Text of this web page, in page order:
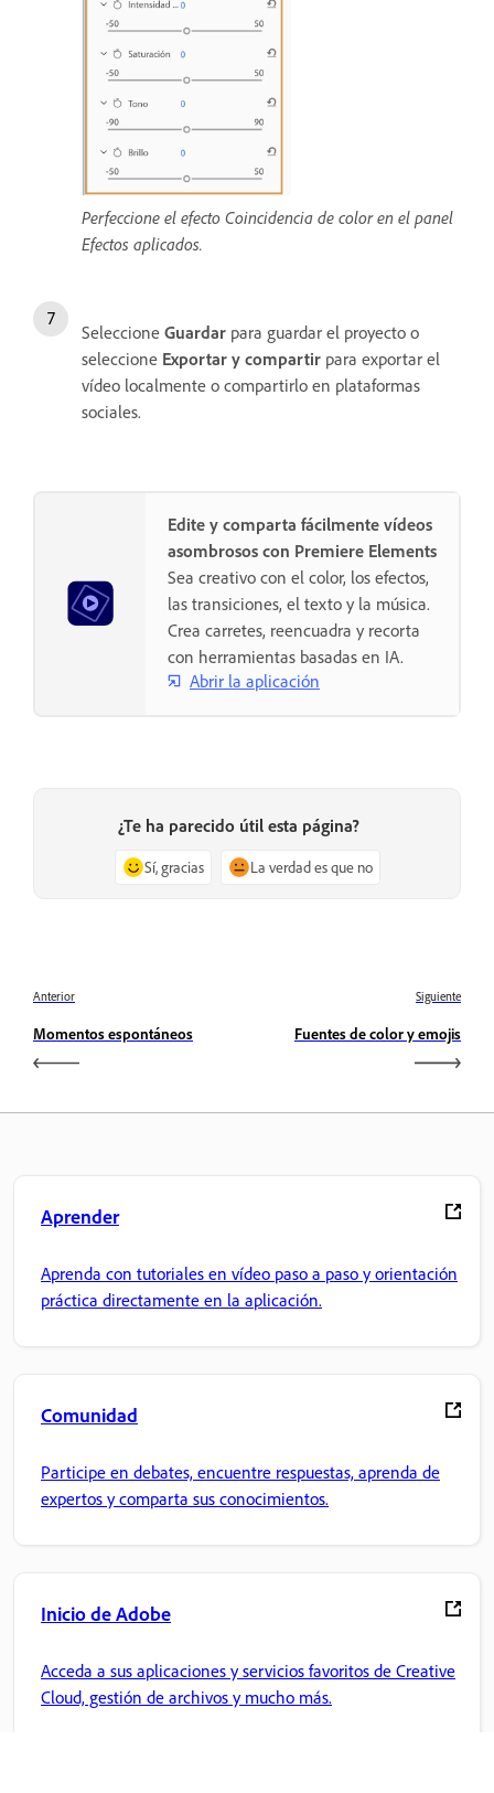
Perfeccione el efecto Coincidencia de color en el panel
Efectos aplicados.
Seleccione Guardar para guardar el proyecto o
seleccione Exportar y compartir para exportar el
vídeo localmente o compartirlo en plataformas
sociales.
Edite y comparta fácilmente vídeos
asombrosos con Premiere Elements
Sea creativo con el color, los efectos,
las transiciones, el texto y la música.
Crea carretes, reencuadra y recorta
con herramientas basadas en IA.
Abrir la aplicación
¿Te ha parecido útil esta página?
Sí, gracias La verdad es que no
Anterior
Momentos espontáneos
Siguiente
Fuentes de color y emojis
Aprender
Aprenda con tutoriales en vídeo paso a paso y orientación
práctica directamente en la aplicación.
Comunidad
Participe en debates, encuentre respuestas, aprenda de
expertos y comparta sus conocimientos.
Inicio de Adobe
Acceda a sus aplicaciones y servicios favoritos de Creative
Cloud, gestión de archivos y mucho más.